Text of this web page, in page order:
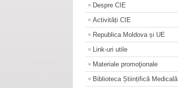
Despre CIE
Activități CIE
Republica Moldova și UE
Link-uri utile
Materiale promoţionale
Biblioteca Științifică Medicală